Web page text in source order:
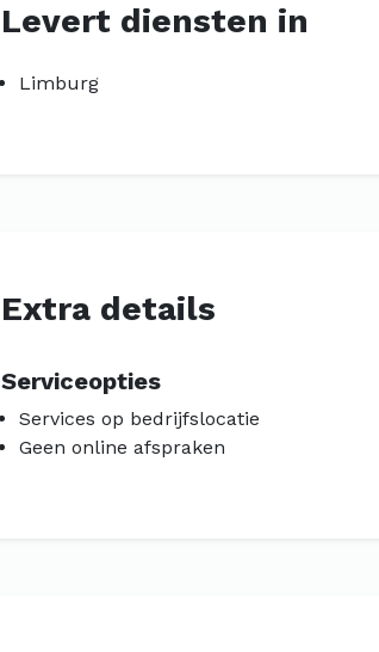
Levert diensten in
Limburg
Extra details
Serviceopties
Services op bedrijfslocatie
Geen online afspraken